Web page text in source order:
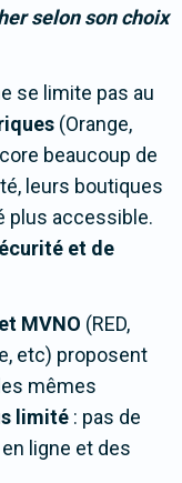
selon son choix
se limite pas au
(Orange,
beaucoup de
leurs boutiques
plus accessible.
et de
MVNO (RED,
etc) proposent
mêmes
limité : pas de
ligne et des